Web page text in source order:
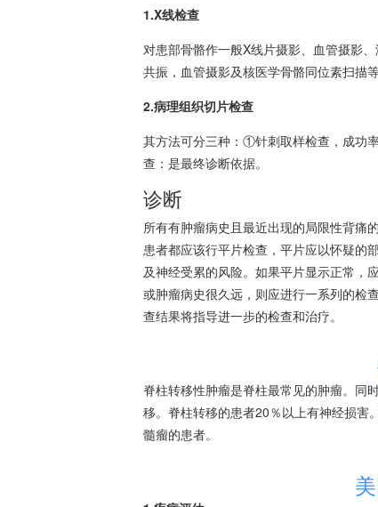
1.X线检查
对患部骨骼作一般X线片摄影、血管摄影
共振，血管摄影及核医学骨骼同位素扫描
2.病理组织切片检查
其方法可分三种：①针刺取样检查，成功
查：是最终诊断依据。
诊断
所有有肿瘤病史且最近出现的局限性背痛
患者都应该行平片检查，平片应以怀疑的
及神经受累的风险。如果平片显示正常，
或肿瘤病史很久远，则应进行一系列的检
查结果将指导进一步的检查和治疗。
脊柱转移性肿瘤是脊柱最常见的肿瘤。同
移。脊柱转移的患者20％以上有神经损害
髓瘤的患者。